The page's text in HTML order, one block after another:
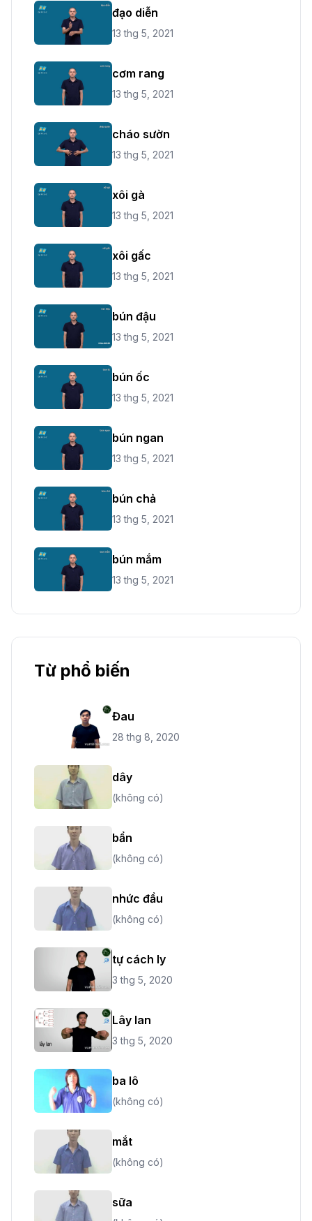
đạo diễn
13 thg 5, 2021
cơm rang
13 thg 5, 2021
cháo sườn
13 thg 5, 2021
xôi gà
13 thg 5, 2021
xôi gấc
13 thg 5, 2021
bún đậu
13 thg 5, 2021
bún ốc
13 thg 5, 2021
bún ngan
13 thg 5, 2021
bún chả
13 thg 5, 2021
bún mắm
13 thg 5, 2021
Từ phổ biến
Đau
28 thg 8, 2020
dây
(không có)
bẩn
(không có)
nhức đầu
(không có)
tự cách ly
3 thg 5, 2020
Lây lan
3 thg 5, 2020
ba lô
(không có)
mắt
(không có)
sữa